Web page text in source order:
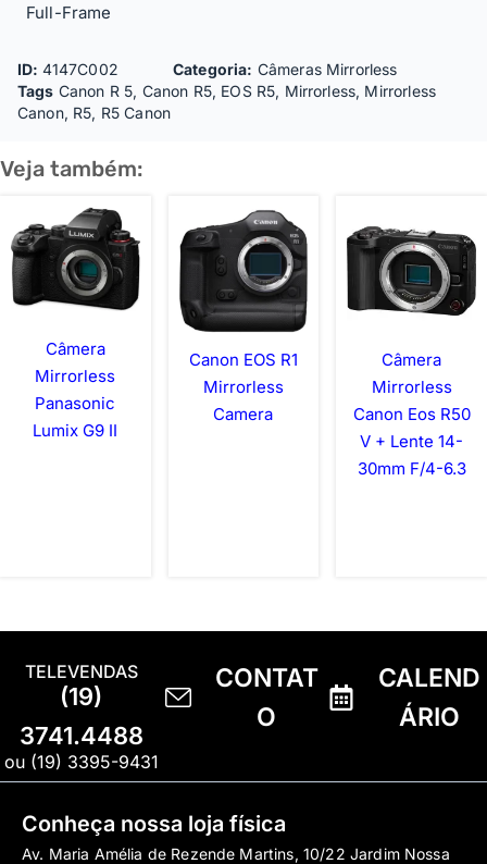
Full-Frame
ID: 4147C002 Categoria: Câmeras Mirrorless
Tags Canon R 5, Canon R5, EOS R5, Mirrorless, Mirrorless
Canon, R5, R5 Canon
Veja também:
Câmera
Mirrorless
Panasonic
Lumix G9 II
Canon EOS R1
Mirrorless
Camera
Câmera
Mirrorless
Canon Eos R50
V + Lente 14-
30mm F/4-6.3
TELEVENDAS
(19)
3741.4488
ou (19) 3395-9431
CONTAT
O
CALEND
ÁRIO
Conheça nossa loja física
Av. Maria Amélia de Rezende Martins, 10/22 Jardim Nossa